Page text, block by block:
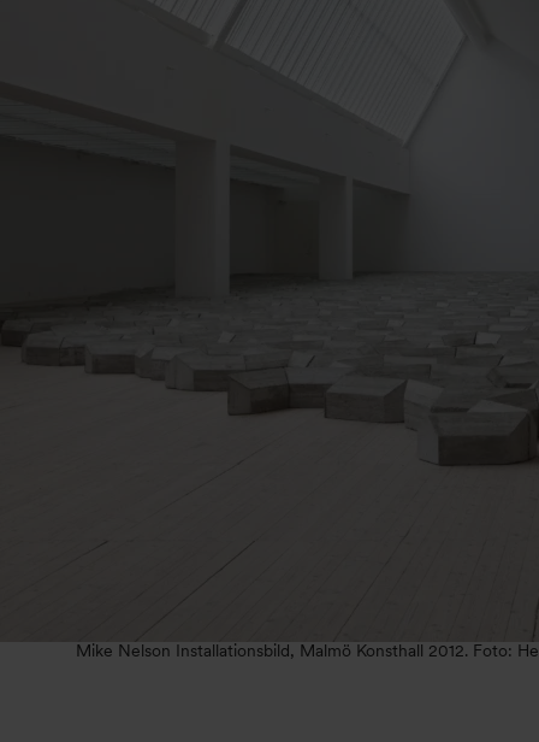
Mike Nelson Installationsbild, Malmö Konsthall 2012. Foto: